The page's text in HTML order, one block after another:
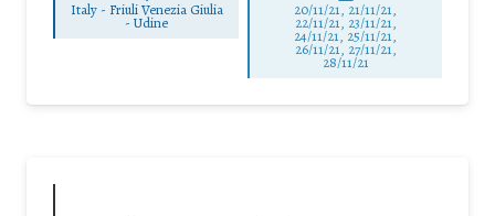
Italy - Friuli Venezia Giulia
-Udine
20/11/21, 21/11/21,
22/11/21, 23/11/21,
24/11/21, 25/11/21,
26/11/21, 27/11/21,
28/11/21